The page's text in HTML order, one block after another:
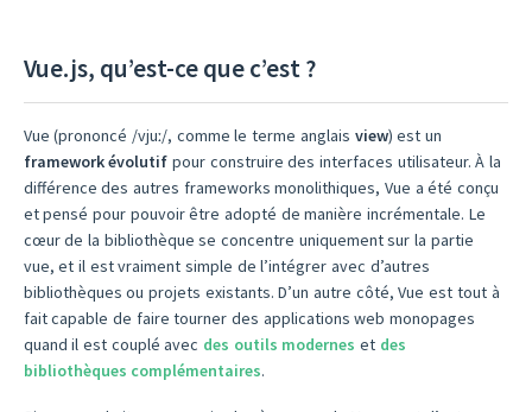
Vue.js, qu’est-ce que c’est ?
Vue (prononcé /vjuː/, comme le terme anglais view) est un
framework évolutif pour construire des interfaces utilisateur. À la
différence des autres frameworks monolithiques, Vue a été conçu
et pensé pour pouvoir être adopté de manière incrémentale. Le
cœur de la bibliothèque se concentre uniquement sur la partie
vue, et il est vraiment simple de l’intégrer avec d’autres
bibliothèques ou projets existants. D’un autre côté, Vue est tout à
fait capable de faire tourner des applications web monopages
quand il est couplé avec des outils modernes et des
bibliothèques complémentaires.